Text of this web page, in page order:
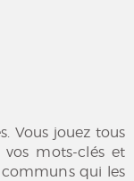
Vous jouez tous
mots-clés et
qui les